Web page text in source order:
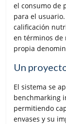
el consumo de
para el
calificación
en términos de
propia
Un
El sistema se
benchmarking
permitiendo
envases y su